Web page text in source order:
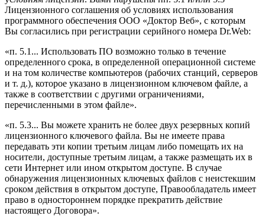
Лицензионного соглашения об условиях использования
программного обеспечения ООО «Доктор Веб», с которым
Вы согласились при регистрации серийного номера Dr.Web:
«п. 5.1... Использовать ПО возможно только в течение
определенного срока, в определенной операционной системе
и на том количестве компьютеров (рабочих станций, серверов
и т. д.), которое указано в лицензионном ключевом файле, а
также в соответствии с другими ограничениями,
перечисленными в этом файле».
«п. 5.3... Вы можете хранить не более двух резервных копий
лицензионного ключевого файла. Вы не имеете права
передавать эти копии третьим лицам либо помещать их на
носители, доступные третьим лицам, а также размещать их в
сети Интернет или ином открытом доступе. В случае
обнаружения лицензионных ключевых файлов с неистекшим
сроком действия в открытом доступе, Правообладатель имеет
право в одностороннем порядке прекратить действие
настоящего Договора».